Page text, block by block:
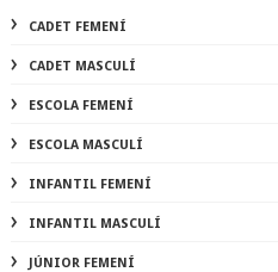
CADET FEMENÍ
CADET MASCULÍ
ESCOLA FEMENÍ
ESCOLA MASCULÍ
INFANTIL FEMENÍ
INFANTIL MASCULÍ
JÚNIOR FEMENÍ